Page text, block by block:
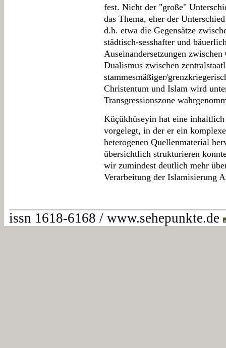
fest. Nicht der "große"
das Thema, eher der
d.h. etwa die Gegensätze
städtisch-sesshafter und
Auseinandersetzungen
Dualismus zwischen
stammesmäßiger/
Christentum und Islam wird
Transgressionszone
Küçükhüseyin hat eine
vorgelegt, in der er ein
heterogenen Quellenmaterial
übersichtlich strukturieren
wir zumindest deutlich mehr
Verarbeitung der Islamisierung
issn 1618-6168 / www.sehepunkte.de